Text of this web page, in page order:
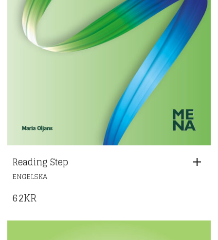
Reading Step
ENGELSKA
62KR